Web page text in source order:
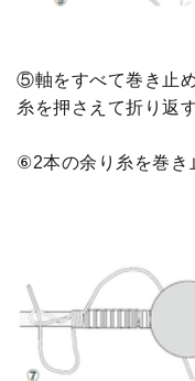
⑤軸をすべて巻き止
糸を押さえて折り返
⑥2本の余り糸を巻き